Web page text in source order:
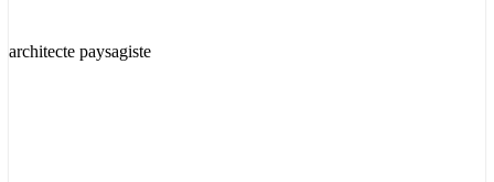
architecte paysagiste